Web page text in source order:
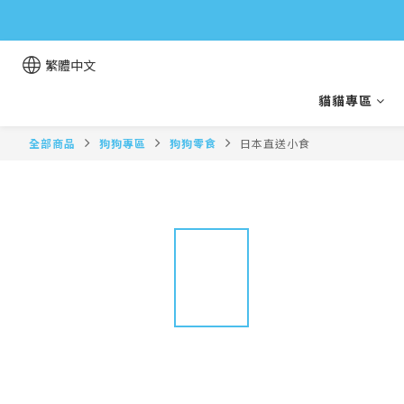
繁體中文
貓貓專區
全部商品 狗狗專區 狗狗零食 日本直送小食